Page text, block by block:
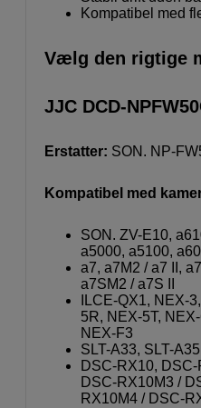
Kompatibel med
Vælg den rigtige
JJC DCD-
Erstatter: SON. NP-
Kompatibel med
SON. ZV-E10,
a5000, a5100,
a7, a7M2 / a7 II,
a7SM2 / a7S II
ILCE-QX1, NEX-
5R, NEX-5T,
NEX-F3
SLT-A33, SLT-
DSC-RX10,
DSC-RX10M3 /
RX10M4 / DSC-